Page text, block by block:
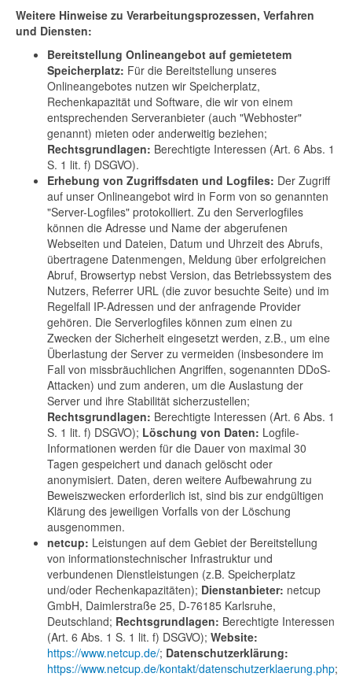
Weitere Hinweise zu Verarbeitungsprozessen, Verfahren
und Diensten:
Bereitstellung Onlineangebot auf gemietetem
Speicherplatz: Für die Bereitstellung unseres
Onlineangebotes nutzen wir Speicherplatz,
Rechenkapazität und Software, die wir von einem
entsprechenden Serveranbieter (auch "Webhoster"
genannt) mieten oder anderweitig beziehen;
Rechtsgrundlagen: Berechtigte Interessen (Art. 6 Abs. 1
S. 1 lit. f) DSGVO).
Erhebung von Zugriffsdaten und Logfiles: Der Zugriff
auf unser Onlineangebot wird in Form von so genannten
"Server-Logfiles" protokolliert. Zu den Serverlogfiles
können die Adresse und Name der abgerufenen
Webseiten und Dateien, Datum und Uhrzeit des Abrufs,
übertragene Datenmengen, Meldung über erfolgreichen
Abruf, Browsertyp nebst Version, das Betriebssystem des
Nutzers, Referrer URL (die zuvor besuchte Seite) und im
Regelfall IP-Adressen und der anfragende Provider
gehören. Die Serverlogfiles können zum einen zu
Zwecken der Sicherheit eingesetzt werden, z.B., um eine
Überlastung der Server zu vermeiden (insbesondere im
Fall von missbräuchlichen Angriffen, sogenannten DDoS-
Attacken) und zum anderen, um die Auslastung der
Server und ihre Stabilität sicherzustellen;
Rechtsgrundlagen: Berechtigte Interessen (Art. 6 Abs. 1
S. 1 lit. f) DSGVO); Löschung von Daten: Logfile-
Informationen werden für die Dauer von maximal 30
Tagen gespeichert und danach gelöscht oder
anonymisiert. Daten, deren weitere Aufbewahrung zu
Beweiszwecken erforderlich ist, sind bis zur endgültigen
Klärung des jeweiligen Vorfalls von der Löschung
ausgenommen.
netcup: Leistungen auf dem Gebiet der Bereitstellung
von informationstechnischer Infrastruktur und
verbundenen Dienstleistungen (z.B. Speicherplatz
und/oder Rechenkapazitäten); Dienstanbieter: netcup
GmbH, Daimlerstraße 25, D-76185 Karlsruhe,
Deutschland; Rechtsgrundlagen: Berechtigte Interessen
(Art. 6 Abs. 1 S. 1 lit. f) DSGVO); Website:
https://www.netcup.de/; Datenschutzerklärung:
https://www.netcup.de/kontakt/datenschutzerklaerung.php;